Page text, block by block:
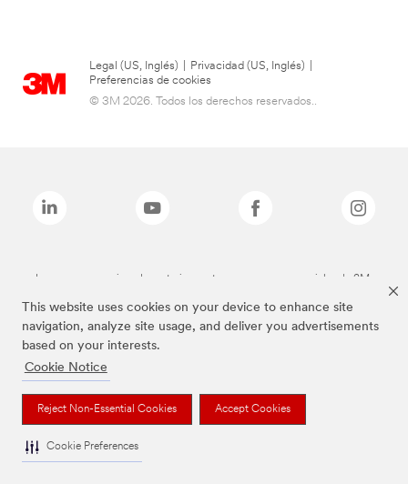
This website uses cookies on your device to enhance site
navigation, analyze site usage, and deliver you advertisements
based on your interests.
Cookie Notice
Reject Non-Essential Cookies Accept Cookies
Cookie Preferences
Legal (US, Inglés) Privacidad (US, Inglés)
Preferencias de cookies
© 3M 2026. Todos los derechos reservados..
Las marcas mencionadas anteriormente son marcas comerciales de 3M.